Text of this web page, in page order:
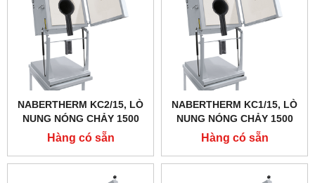
NABERTHERM KC2/15, LÒ
NUNG NÓNG CHẢY 1500
ĐỘ, DUNG TÍCH 1.5 LÍT
Hàng có sẵn
NABERTHERM KC1/15, LÒ
NUNG NÓNG CHẢY 1500
ĐỘ, DUNG TÍCH 0.75 LÍT
Hàng có sẵn